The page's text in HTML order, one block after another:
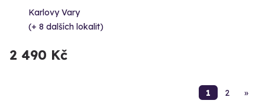
Karlovy Vary
(+ 8 dalších lokalit)
2 490 Kč
1 2 »